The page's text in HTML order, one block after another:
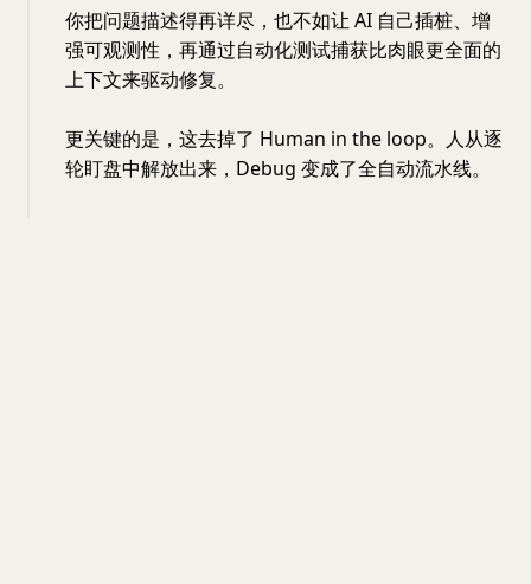
你把问题描述得再详尽，也不如让 AI 自己插桩、增
强可观测性，再通过自动化测试捕获比肉眼更全面的
上下文来驱动修复。
更关键的是，这去掉了 Human in the loop。人从逐
轮盯盘中解放出来，Debug 变成了全自动流水线。